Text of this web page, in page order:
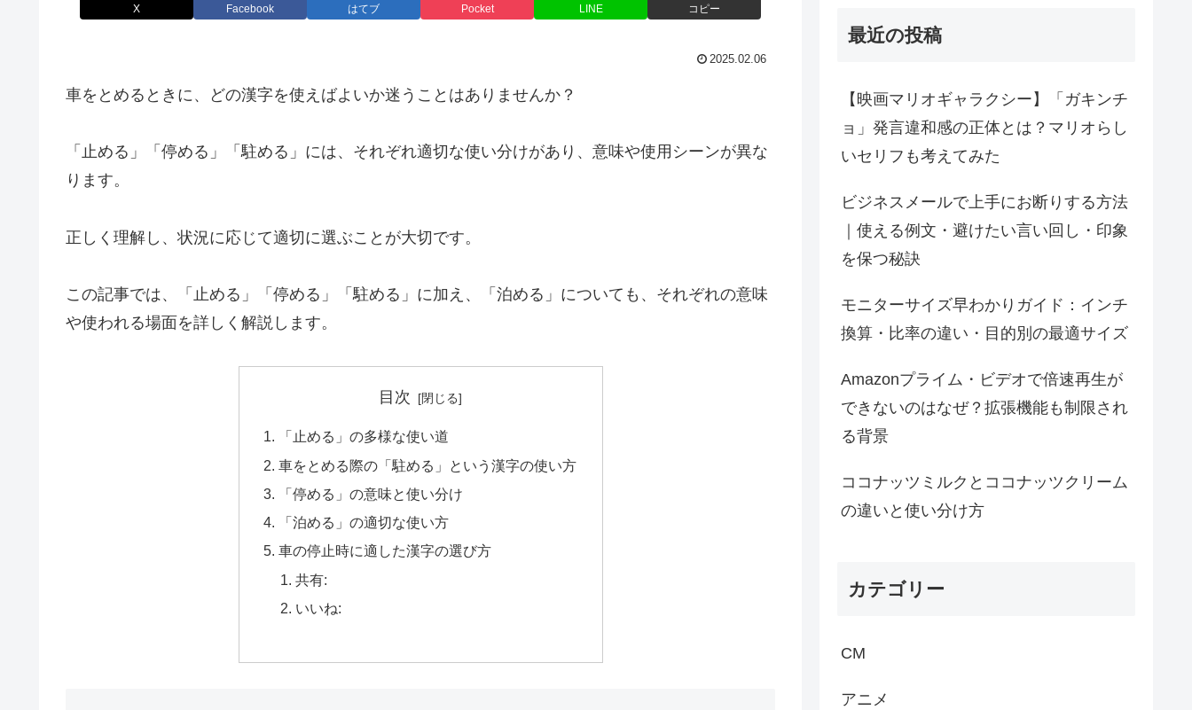
X Facebook はてブ Pocket LINE コピー
2025.02.06
車をとめるときに、どの漢字を使えばよいか迷うことはありませんか？
「止める」「停める」「駐める」には、それぞれ適切な使い分けがあり、意味や使用シーンが異な
ります。
正しく理解し、状況に応じて適切に選ぶことが大切です。
この記事では、「止める」「停める」「駐める」に加え、「泊める」についても、それぞれの意味
や使われる場面を詳しく解説します。
目次
「止める」の多様な使い道
車をとめる際の「駐める」という漢字の使い方
「停める」の意味と使い分け
「泊める」の適切な使い方
車の停止時に適した漢字の選び方
共有:
いいね:
最近の投稿
【映画マリオギャラクシー】「ガキンチ
ョ」発言違和感の正体とは？マリオらし
いセリフも考えてみた
ビジネスメールで上手にお断りする方法
｜使える例文・避けたい言い回し・印象
を保つ秘訣
モニターサイズ早わかりガイド：インチ
換算・比率の違い・目的別の最適サイズ
Amazonプライム・ビデオで倍速再生が
できないのはなぜ？拡張機能も制限され
る背景
ココナッツミルクとココナッツクリーム
の違いと使い分け方
カテゴリー
CM
アニメ